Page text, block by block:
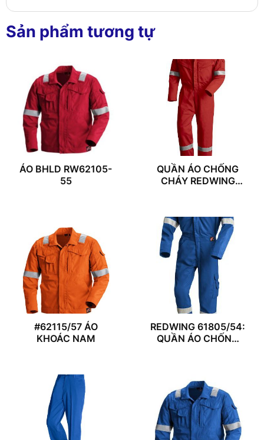
Sản phẩm tương tự
ÁO BHLD RW62105-
55
QUẦN ÁO CHỐNG
CHÁY REDWING
#62115/57 ÁO
KHOÁC NAM
REDWING 61805/54:
QUẦN ÁO CHỐNG